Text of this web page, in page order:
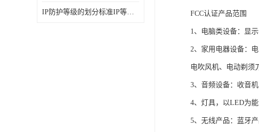
IP防护等级的划分标准IP等级测试多少钱 FCC认证产品范围
1、电脑类设备：显
2、家用电器设备：
电吹风机、电动剃须
3、音频设备：收音
4、灯具，以LED为
5、无线产品：蓝牙